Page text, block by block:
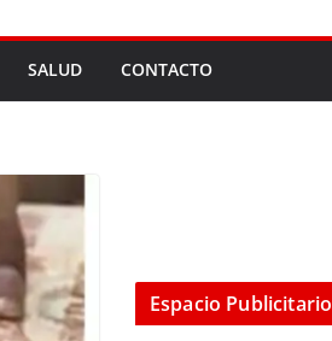
SALUD CONTACTO
Espacio Publicitario